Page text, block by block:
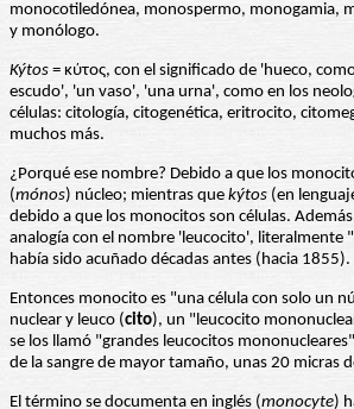
monocotiledónea, monospermo, monogamia,
y monólogo.
Kýtos = κύτος, con el significado de 'hueco,
escudo', 'un vaso', 'una urna', como en los
células: citología, citogenética, eritrocito,
muchos más.
¿Porqué ese nombre? Debido a que los
(mónos) núcleo; mientras que kýtos (en
debido a que los monocitos son células.
analogía con el nombre 'leucocito', literalmente
había sido acuñado décadas antes (hacia 1855).
Entonces monocito es "una célula con solo un
nuclear y leuco (cito), un "leucocito
se los llamó "grandes leucocitos
de la sangre de mayor tamaño, unas 20 micras
El término se documenta en inglés (monocyte)